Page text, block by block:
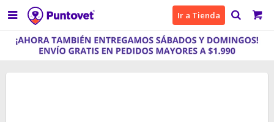
 Ir a Tienda